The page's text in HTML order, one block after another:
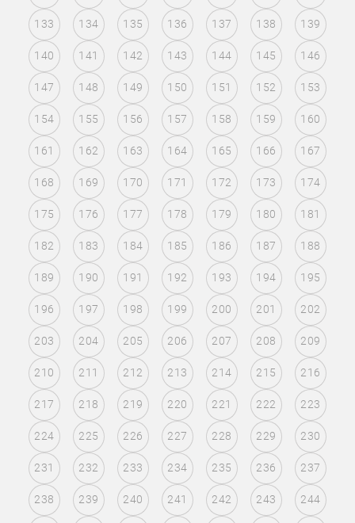
133 134 135 136 137 138 139
140 141 142 143 144 145 146
147 148 149 150 151 152 153
154 155 156 157 158 159 160
161 162 163 164 165 166 167
168 169 170 171 172 173 174
175 176 177 178 179 180 181
182 183 184 185 186 187 188
189 190 191 192 193 194 195
196 197 198 199 200 201 202
203 204 205 206 207 208 209
210 211 212 213 214 215 216
217 218 219 220 221 222 223
224 225 226 227 228 229 230
231 232 233 234 235 236 237
238 239 240 241 242 243 244